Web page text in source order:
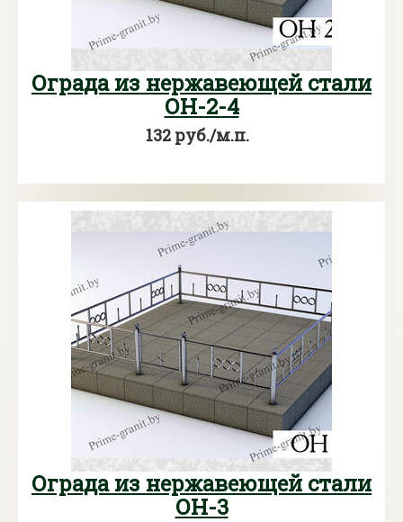
Ограда из нержавеющей стали
ОН-2-4
132 руб./м.п.
Ограда из нержавеющей стали
ОН-3